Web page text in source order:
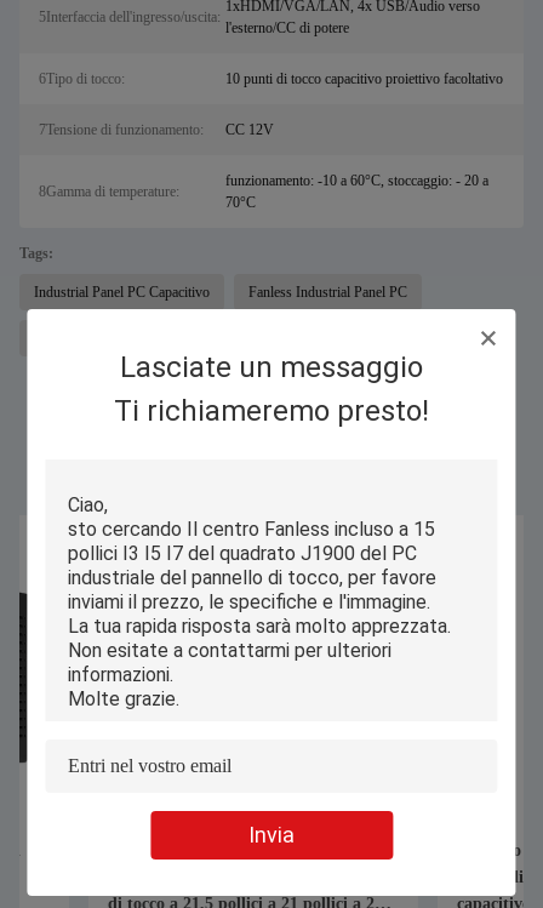
Lasciate un messaggio
Ti richiameremo presto!
Invia
5Interfaccia dell'ingresso/uscita:
1xHDMI/VGA/LAN, 4x USB/Audio verso
l'esterno/CC di potere
6Tipo di tocco: 10 punti di tocco capacitivo proiettivo facoltativo
7Tensione di funzionamento: CC 12V
8Gamma di temperature:
funzionamento: -10 a 60°C, stoccaggio: - 20 a
70°C
Tags:
Industrial Panel PC Capacitivo Fanless Industrial Panel PC
di tocco a 21,5 pollici a 21 pollici a 22
Pannello PC
personalizzato
capacitivo tutto in